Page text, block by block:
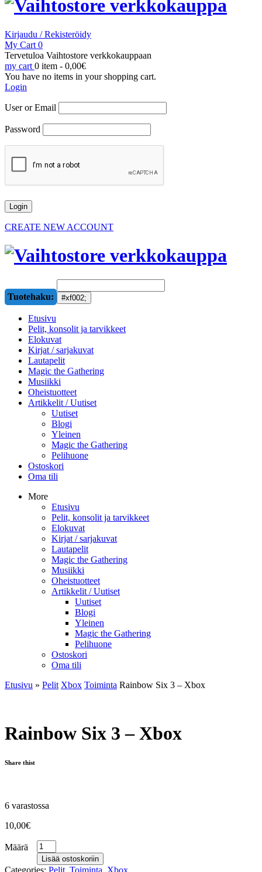
Kirjaudu / Rekisteröidy
My Cart 0
Tervetuloa Vaihtostore verkkokauppaan
my cart 0 item - 0,00€
You have no items in your shopping cart.
Login
User or Email
Password
CREATE NEW ACCOUNT
Tuotehaku:
Etusivu
Pelit, konsolit ja tarvikkeet
Elokuvat
Kirjat / sarjakuvat
Lautapelit
Magic the Gathering
Musiikki
Oheistuotteet
Artikkelit / Uutiset
Uutiset
Blogi
Yleinen
Magic the Gathering
Pelihuone
Ostoskori
Oma tili
More
Etusivu
Pelit, konsolit ja tarvikkeet
Elokuvat
Kirjat / sarjakuvat
Lautapelit
Magic the Gathering
Musiikki
Oheistuotteet
Artikkelit / Uutiset
Uutiset
Blogi
Yleinen
Magic the Gathering
Pelihuone
Ostoskori
Oma tili
Etusivu » Pelit Xbox Toiminta Rainbow Six 3 – Xbox
Rainbow Six 3 – Xbox
Share thist
6 varastossa
10,00€
Määrä
Lisää ostoskoriin